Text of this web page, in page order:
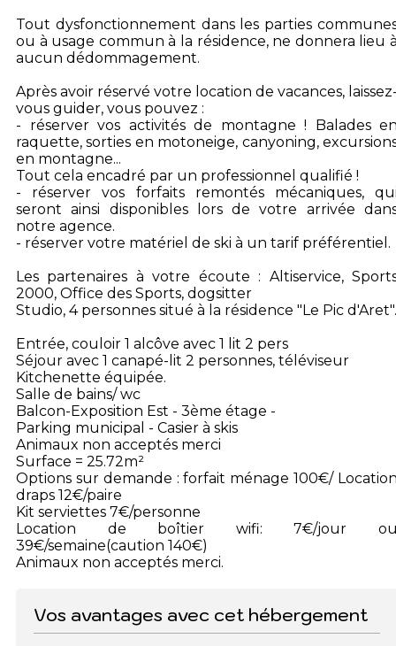
Tout dysfonctionnement dans les parties
ou à usage commun à la résidence, ne donnera lieu
aucun dédommagement.
Après avoir réservé votre location de vacances,
vous guider, vous pouvez :
- réserver vos activités de montagne ! Balades
raquette, sorties en motoneige, canyoning,
en montagne...
Tout cela encadré par un professionnel qualifié !
- réserver vos forfaits remontés mécaniques,
seront ainsi disponibles lors de votre arrivée
notre agence.
- réserver votre matériel de ski à un tarif préférentiel.
Les partenaires à votre écoute : Altiservice,
2000, Office des Sports, dogsitter
Studio, 4 personnes situé à la résidence "Le Pic d'Aret".
Entrée, couloir 1 alcôve avec 1 lit 2 pers
Séjour avec 1 canapé-lit 2 personnes, téléviseur
Kitchenette équipée.
Salle de bains/ wc
Balcon-Exposition Est - 3ème étage -
Parking municipal - Casier à skis
Animaux non acceptés merci
Surface = 25.72m²
Options sur demande : forfait ménage 100€/
draps 12€/paire
Kit serviettes 7€/personne
Location de boîtier wifi: 7€/jour
39€/semaine(caution 140€)
Animaux non acceptés merci.
Vos avantages avec cet hébergement